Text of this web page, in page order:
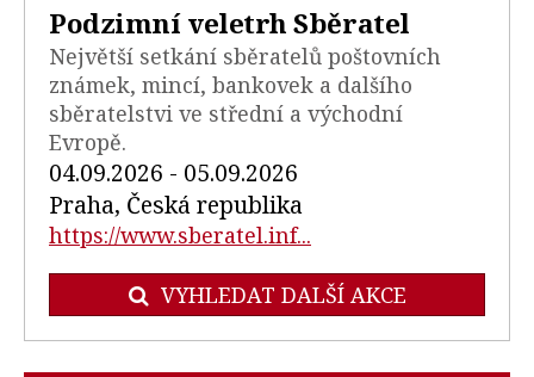
Podzimní veletrh Sběratel
Největší setkání sběratelů poštovních
známek, mincí, bankovek a dalšího
sběratelstvi ve střední a východní
Evropě.
04.09.2026 - 05.09.2026
Praha, Česká republika
https://www.sberatel.inf...
VYHLEDAT DALŠÍ AKCE